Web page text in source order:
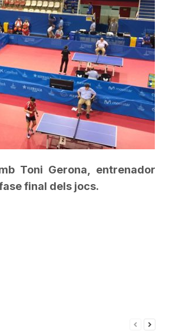
o
disminuir
el
volum.
Toni Gerona, entrenador
final dels jocs.